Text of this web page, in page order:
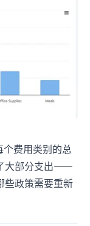
费用类别的总
大部分支出——
政策需要重新